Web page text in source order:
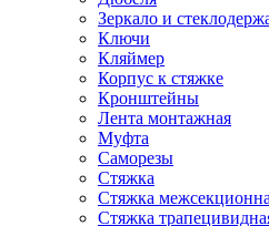
Зеркало и
Ключи
Кляймер
Корпус к стяжке
Кронштейны
Лента монтажная
Муфта
Саморезы
Стяжка
Стяжка
Стяжка